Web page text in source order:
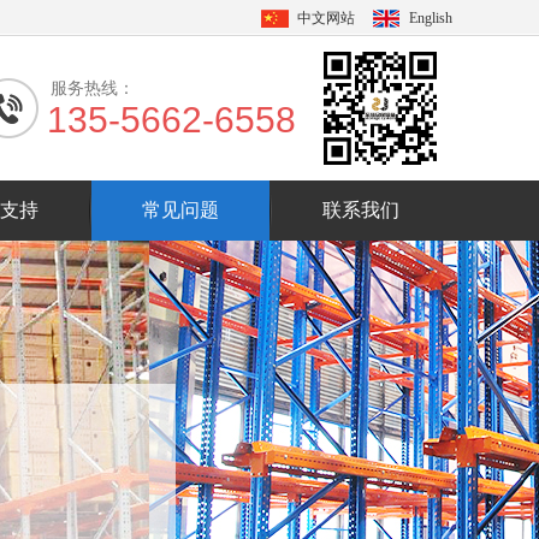
中文网站 English
服务热线：
135-5662-6558
持 常见问题 联系我们